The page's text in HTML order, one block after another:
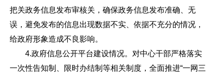
把关政务信息发布审核关，确保政务信息发布准确、无
误，避免发布的信息出现数据不实、依据不充分的情况，
给政府形象造成不良影响。
4.政府信息公开平台建设情况。对中心干部严格落实
一次性告知制、限时办结制等相关制度，全面推进“一网三